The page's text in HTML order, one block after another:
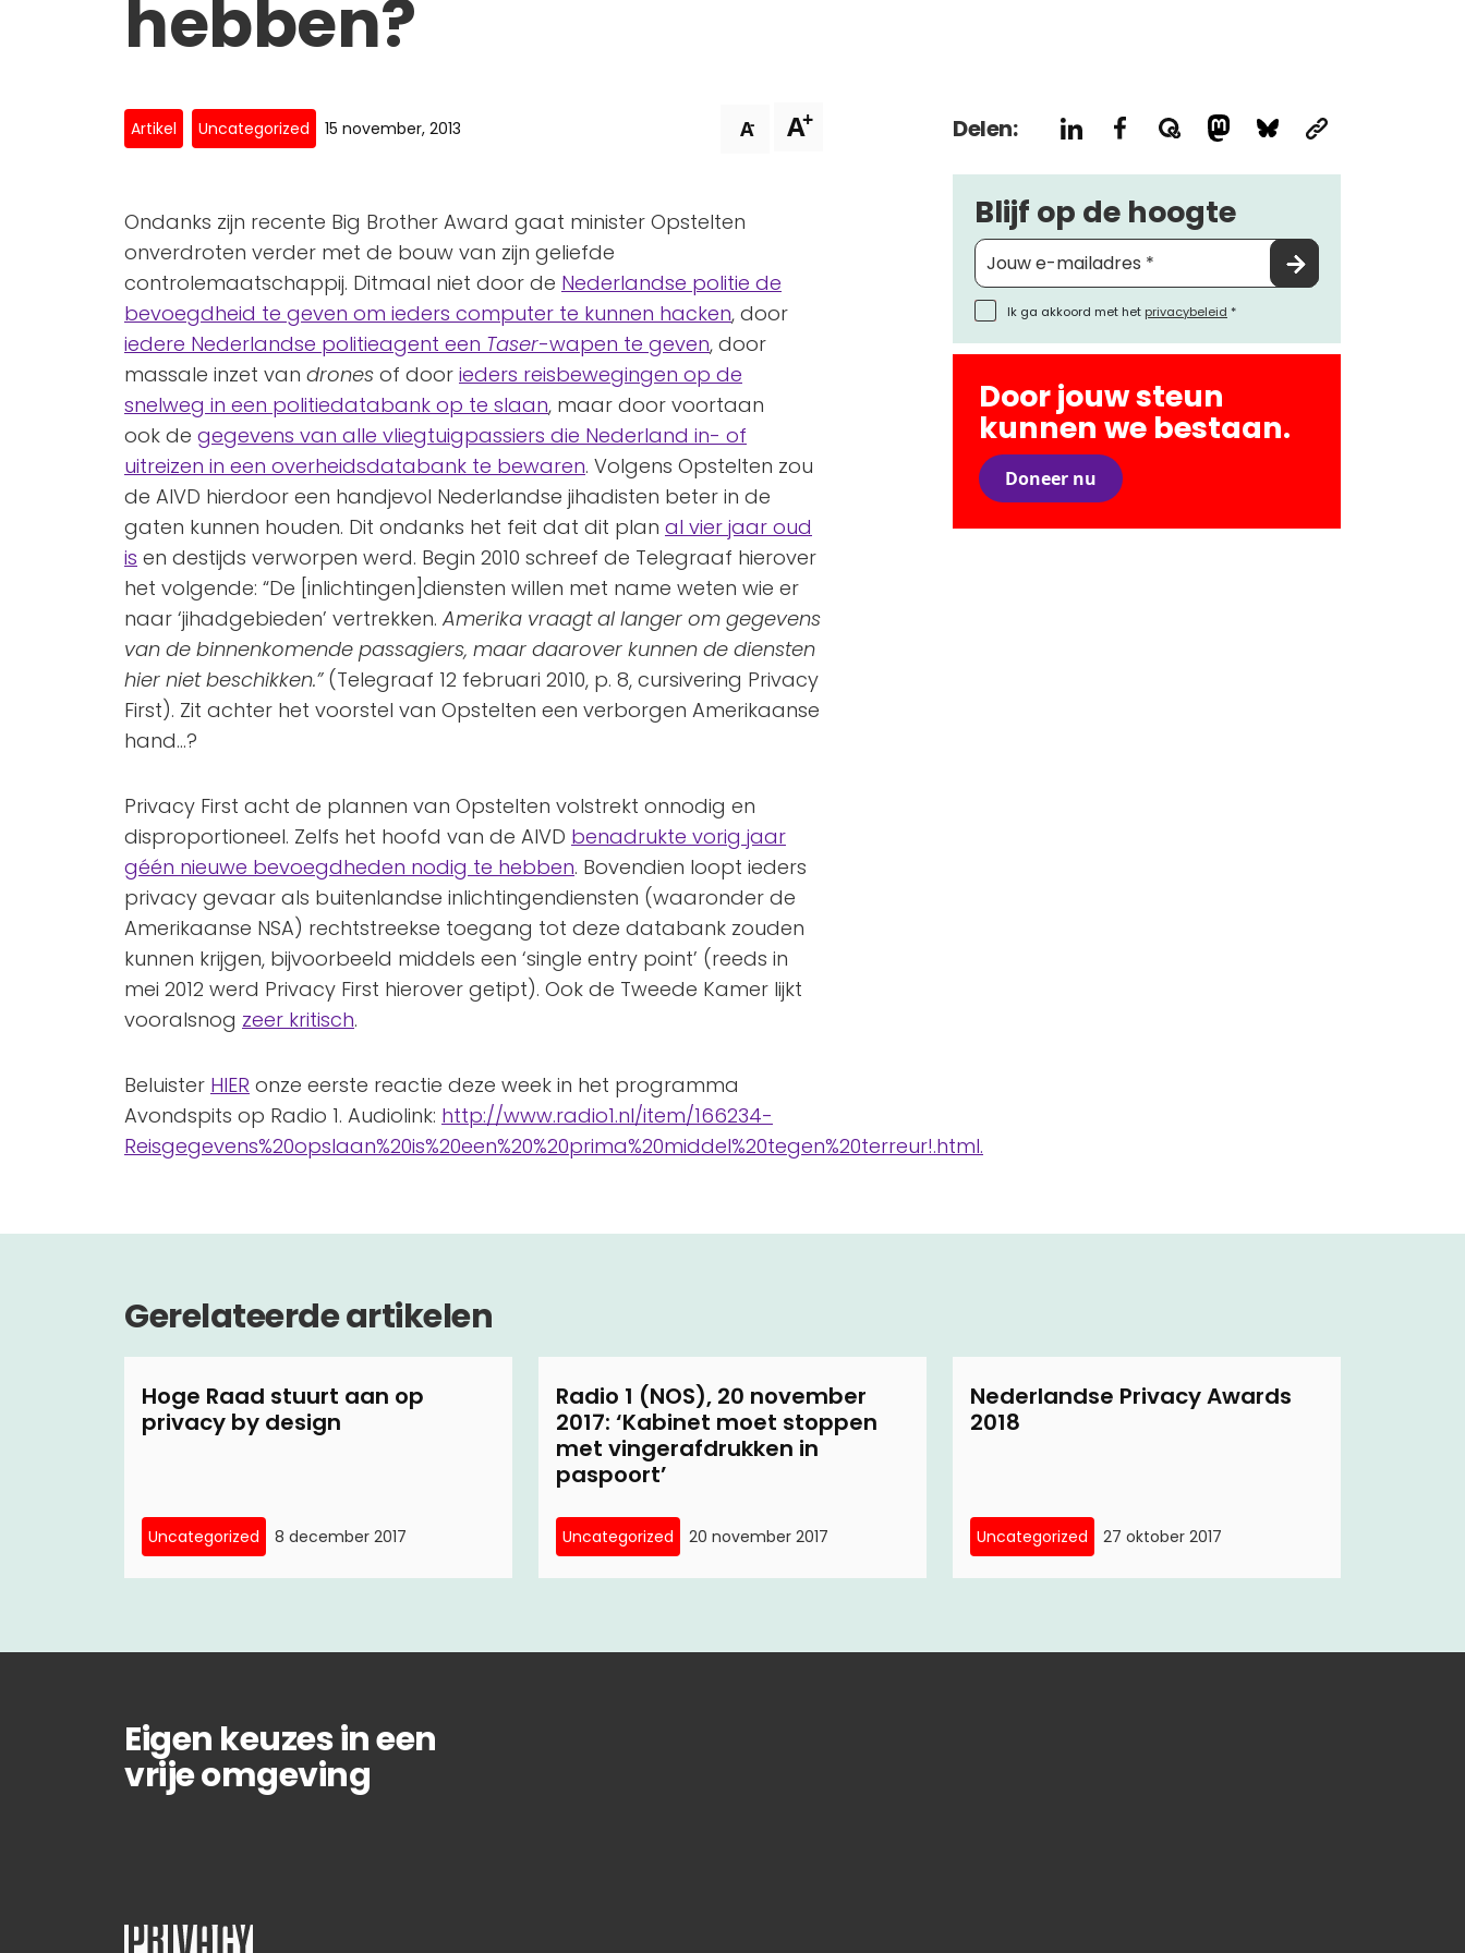
hebben?
Artikel Uncategorized 15 november, 2013 A- A+
Ondanks zijn recente Big Brother Award gaat minister Opstelten
onverdroten verder met de bouw van zijn geliefde
controlemaatschappij. Ditmaal niet door de Nederlandse politie de
bevoegdheid te geven om ieders computer te kunnen hacken, door
iedere Nederlandse politieagent een Taser-wapen te geven, door
massale inzet van drones of door ieders reisbewegingen op de
snelweg in een politiedatabank op te slaan, maar door voortaan
ook de gegevens van alle vliegtuigpassiers die Nederland in- of
uitreizen in een overheidsdatabank te bewaren. Volgens Opstelten zou
de AIVD hierdoor een handjevol Nederlandse jihadisten beter in de
gaten kunnen houden. Dit ondanks het feit dat dit plan al vier jaar oud
is en destijds verworpen werd. Begin 2010 schreef de Telegraaf hierover
het volgende: “De [inlichtingen]diensten willen met name weten wie er
naar ‘jihadgebieden’ vertrekken. Amerika vraagt al langer om gegevens
van de binnenkomende passagiers, maar daarover kunnen de diensten
hier niet beschikken.” (Telegraaf 12 februari 2010, p. 8, cursivering Privacy
First). Zit achter het voorstel van Opstelten een verborgen Amerikaanse
hand…?
Privacy First acht de plannen van Opstelten volstrekt onnodig en
disproportioneel. Zelfs het hoofd van de AIVD benadrukte vorig jaar
géén nieuwe bevoegdheden nodig te hebben. Bovendien loopt ieders
privacy gevaar als buitenlandse inlichtingendiensten (waaronder de
Amerikaanse NSA) rechtstreekse toegang tot deze databank zouden
kunnen krijgen, bijvoorbeeld middels een ‘single entry point’ (reeds in
mei 2012 werd Privacy First hierover getipt). Ook de Tweede Kamer lijkt
vooralsnog zeer kritisch.
Beluister HIER onze eerste reactie deze week in het programma
Avondspits op Radio 1. Audiolink: http://www.radio1.nl/item/166234-
Reisgegevens%20opslaan%20is%20een%20%20prima%20middel%20tegen%20terreur!.html.
Delen:
Blijf op de hoogte
Ik ga akkoord met het privacybeleid *
Door jouw steun
kunnen we bestaan.
Doneer nu
Gerelateerde artikelen
Hoge Raad stuurt aan op
privacy by design
Uncategorized 8 december 2017
Radio 1 (NOS), 20 november
2017: ‘Kabinet moet stoppen
met vingerafdrukken in
paspoort’
Uncategorized 20 november 2017
Nederlandse Privacy Awards
2018
Uncategorized 27 oktober 2017
Eigen keuzes in een
vrije omgeving